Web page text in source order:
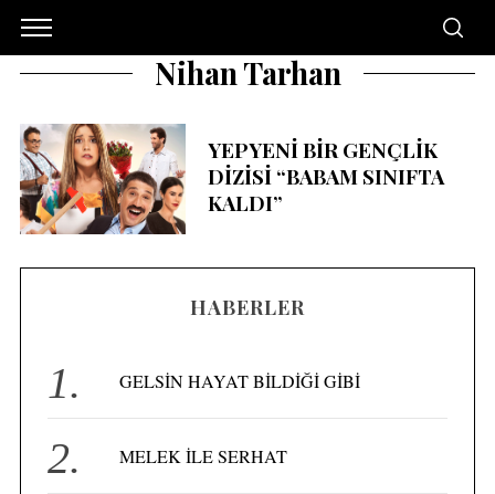
Nihan Tarhan
YEPYENİ BİR GENÇLİK
DİZİSİ “BABAM SINIFTA
KALDI”
HABERLER
GELSİN HAYAT BİLDİĞİ GİBİ
MELEK İLE SERHAT